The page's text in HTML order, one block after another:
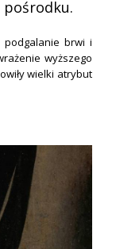
pośrodku.
podgalanie brwi i
wyższego
wielki atrybut